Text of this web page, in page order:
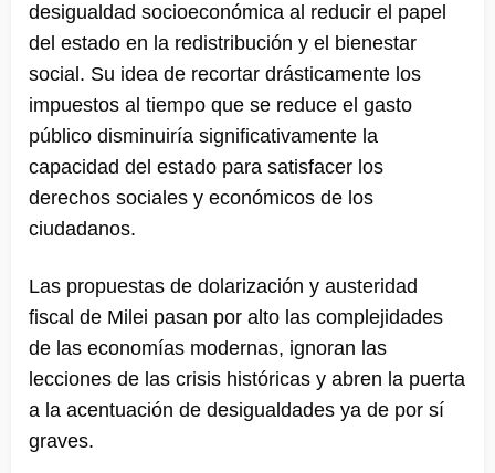
desigualdad socioeconómica al reducir el papel
del estado en la redistribución y el bienestar
social. Su idea de recortar drásticamente los
impuestos al tiempo que se reduce el gasto
público disminuiría significativamente la
capacidad del estado para satisfacer los
derechos sociales y económicos de los
ciudadanos.
Las propuestas de dolarización y austeridad
fiscal de Milei pasan por alto las complejidades
de las economías modernas, ignoran las
lecciones de las crisis históricas y abren la puerta
a la acentuación de desigualdades ya de por sí
graves.